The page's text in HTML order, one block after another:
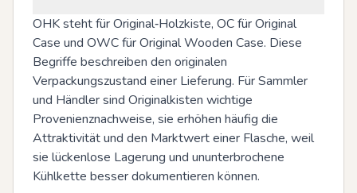
OHK steht für Original‑Holzkiste, OC für Original
Case und OWC für Original Wooden Case. Diese
Begriffe beschreiben den originalen
Verpackungszustand einer Lieferung. Für Sammler
und Händler sind Originalkisten wichtige
Provenienznachweise, sie erhöhen häufig die
Attraktivität und den Marktwert einer Flasche, weil
sie lückenlose Lagerung und ununterbrochene
Kühlkette besser dokumentieren können.